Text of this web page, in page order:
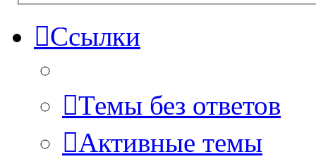
Ссылки
Темы без ответов
Активные темы